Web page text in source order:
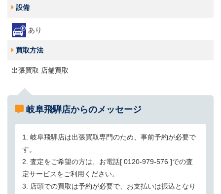
設備
あり
買取方法
出張買取 店舗買取
岐阜飛騨店からのメッセージ
1. 岐阜飛騨店は出張買取専門のため、事前予約が必要で
す。
2. 査定をご希望の方は、お電話[ 0120-979-576 ]での査
定サービスをご利用ください。
3. 店頭での買取は予約が必要で、お支払いは振込となり